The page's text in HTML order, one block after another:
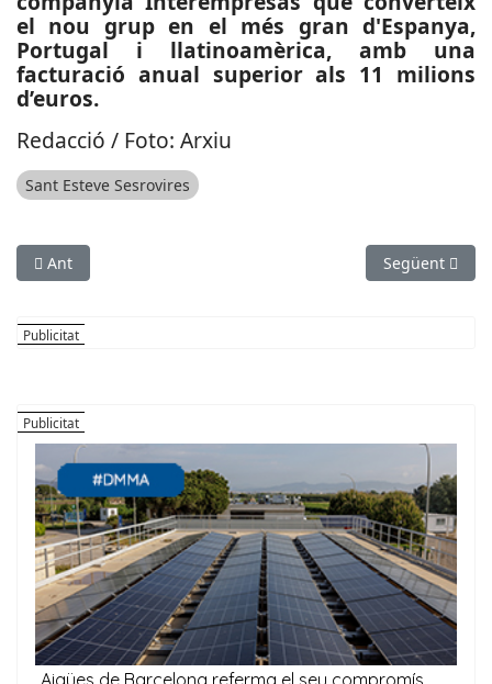
el nou grup en el més gran d'Espanya,
Portugal i llatinoamèrica, amb una
facturació anual superior als 11 milions
d’euros.
Redacció / Foto: Arxiu
Sant Esteve Sesrovires
Article anterior: SUCCESSOS: Detingut a l'Aeroport Josep
Ant Article
Següent